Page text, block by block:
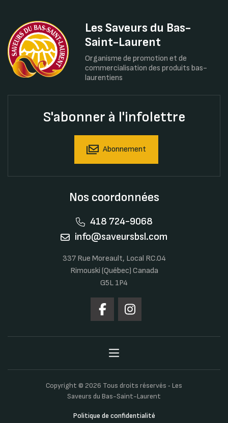
Les Saveurs du Bas-
Saint-Laurent
Organisme de promotion et de
commercialisation des produits bas-
laurentiens
S'abonner à l'infolettre
Abonnement
Nos coordonnées
418 724-9068
info@saveursbsl.com
337 Rue Moreault, Local RC.04
Rimouski (Québec) Canada
G5L 1P4
Copyright © 2026 Tous droits réservés ‐ Les
Saveurs du Bas-Saint-Laurent
Politique de confidentialité